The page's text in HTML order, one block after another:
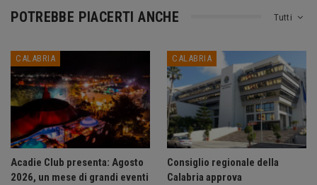
Tutti
POTREBBE PIACERTI ANCHE
CALABRIA
Acadie Club presenta: Agosto
2026, un mese di grandi eventi
CALABRIA
Consiglio regionale della
Calabria approva